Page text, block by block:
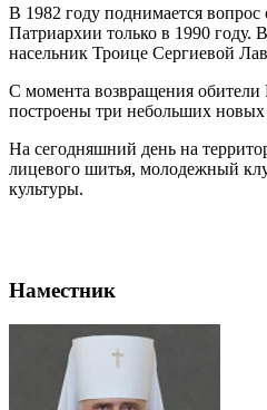
В 1982 году поднимается
Патриархии только в 1990
насельник Троице Сергиевой
С момента возвращения
построены три небольших новых
На сегодняшний день на
лицевого шитья, молодежный
культуры.
Наместник